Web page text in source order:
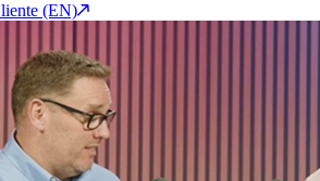
(EN)